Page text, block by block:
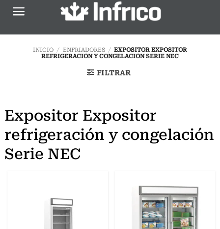
Saltar
INICIO / ENFRIADORES / EXPOSITOR EXPOSITOR
REFRIGERACIÓN Y CONGELACIÓN SERIE NEC
FILTRAR
Expositor Expositor
refrigeración y congelación
Serie NEC